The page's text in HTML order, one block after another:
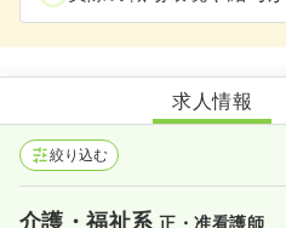
特別養護老人ホー
求人情報
絞り込む
介護・福祉系正・准看護師